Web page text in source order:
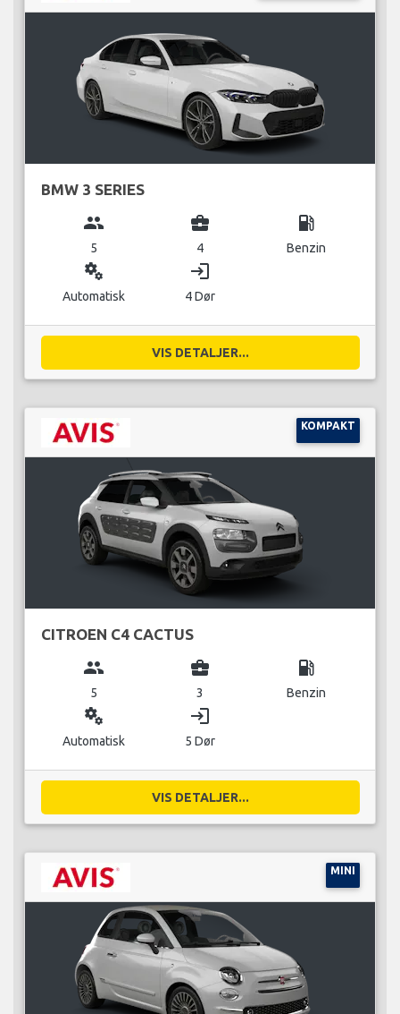
BMW 3 SERIES
group
5
business_center
4
local_gas_station
Benzin
miscellaneous_services
Automatisk
login
4 Dør
VIS DETALJER...
KOMPAKT
CITROEN C4 CACTUS
group
5
business_center
3
local_gas_station
Benzin
miscellaneous_services
Automatisk
login
5 Dør
VIS DETALJER...
MINI